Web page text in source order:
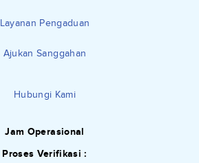
Layanan Pengaduan
Ajukan Sanggahan
Hubungi Kami
Jam Operasional
Proses Verifikasi :